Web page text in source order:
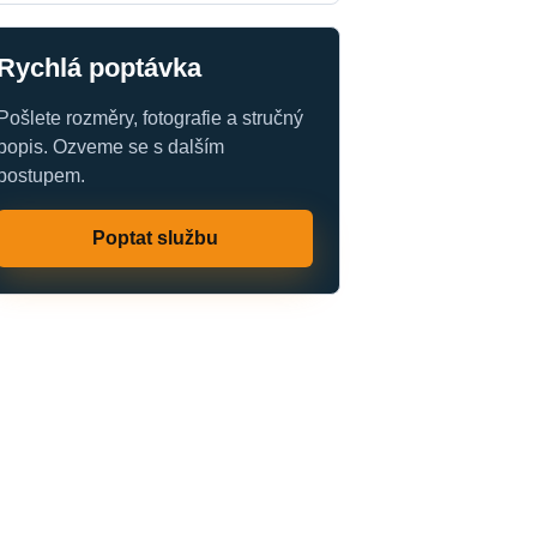
poptávka
rozměry, fotografie a stručný
Ozveme se s dalším
Poptat službu